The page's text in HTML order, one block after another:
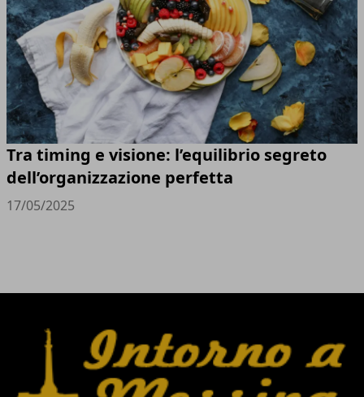
Tra timing e visione: l’equilibrio segreto
dell’organizzazione perfetta
17/05/2025